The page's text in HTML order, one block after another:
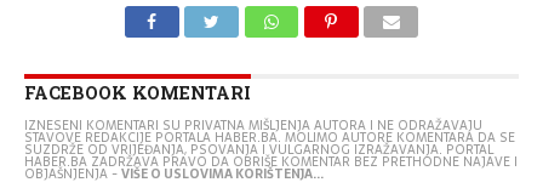
FACEBOOK KOMENTARI
IZNESENI KOMENTARI SU PRIVATNA MIŠLJENJA AUTORA I NE ODRAŽAVAJU
STAVOVE REDAKCIJE PORTALA HABER.BA. MOLIMO AUTORE KOMENTARA DA SE
SUZDRŽE OD VRIJEĐANJA, PSOVANJA I VULGARNOG IZRAŽAVANJA. PORTAL
HABER.BA ZADRŽAVA PRAVO DA OBRIŠE KOMENTAR BEZ PRETHODNE NAJAVE I
OBJAŠNJENJA -VIŠE O USLOVIMA KORIŠTENJA...